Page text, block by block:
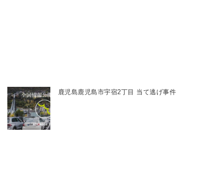
鹿児島鹿児島市宇宿2丁目 当て逃げ事件